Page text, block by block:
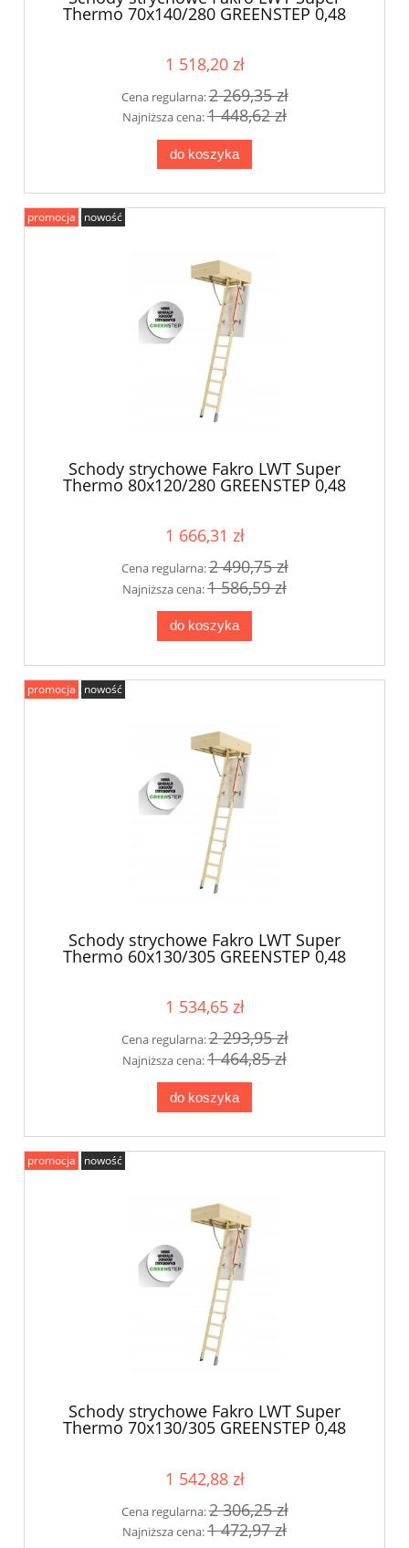
Thermo 70x140/280 GREENSTEP 0,48
1 518,20 zł
Cena regularna:2 269,35 zł
Najniższa cena:1 448,62 zł
do koszyka
Schody strychowe Fakro LWT Super
Thermo 80x120/280 GREENSTEP 0,48
1 666,31 zł
Cena regularna:2 490,75 zł
Najniższa cena:1 586,59 zł
do koszyka
promocja nowość
Schody strychowe Fakro LWT Super
Thermo 60x130/305 GREENSTEP 0,48
1 534,65 zł
Cena regularna:2 293,95 zł
Najniższa cena:1 464,85 zł
do koszyka
promocja nowość
Schody strychowe Fakro LWT Super
Thermo 70x130/305 GREENSTEP 0,48
1 542,88 zł
Cena regularna:2 306,25 zł
Najniższa cena:1 472,97 zł
promocja nowość